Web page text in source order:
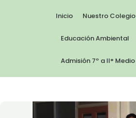
Inicio Nuestro Colegio
Educación Ambiental
Admisión 7º a II° Medio